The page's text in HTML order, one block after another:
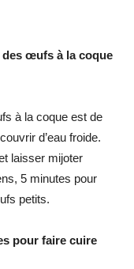
des œufs à la coque
à la coque est de
d’eau froide.
laisser mijoter
5 minutes pour
petits.
pour faire cuire